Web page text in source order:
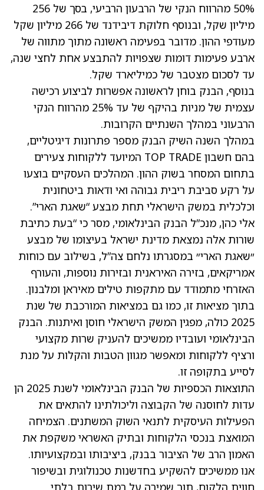
50% מהרווח הנקי של הרבעון הרביעי, בסך של 256
מיליון שקל, ובנוסף חלוקת דיבידנד של 266 מיליון שקל
מעודפי ההון. מדובר בפעימה ראשונה מתוך מתווה של
ארבע פעימות דומות שצפויות להתבצע אחת לחצי שנה,
עד לסכום מצטבר של כמיליארד שקל.
בנוסף, הבנק בוחן לראשונה אפשרות לביצוע רכישה
עצמית של מניות בהיקף של עד 25% מהרווח הנקי
הרבעוני במהלך השנתיים הקרובות.
במהלך השנה השיק הבנק מספר פתרונות דיגיטליים,
בהם חשבון TOP TRADE המיועד ללקוחות צעירים
בתחום המסחר בשוק ההון. המהלכים העסקיים בוצעו
על רקע סביבת ריבית גבוהה ואי ודאות ביטחונית
וכלכלית במשק הישראלי תחת מבצע “שאגת הארי”.
אלי כהן, מנכ”ל הבנק הבינלאומי, מסר כי “בעת כתיבת
שורות אלה נמצאת מדינת ישראל בעיצומו של מבצע
״שאגת הארי״ במסגרתו נלחם צה”ל, בשילוב עם כוחות
אמריקאים, בזירה האיראנית ובזירות נוספות, והעורף
האזרחי מתמודד עם מתקפות טילים מאיראן ומלבנון.
בתוך מציאות זו, כמו גם במציאות המורכבת של שנת
2025 כולה, מפגין המשק הישראלי חוסן ואיתנות. הבנק
הבינלאומי ועובדיו ממשיכים להעניק שרות מקצועי
ורציף ללקוחות ומאפשר מגוון הטבות והקלות על מנת
לסייע בתקופה זו.
התוצאות הכספיות של הבנק הבינלאומי לשנת 2025 הן
עדות לחוסנה של הקבוצה וליכולתינו להתאים את
הפעילות העיסקית לתנאי השוק המשתנים. הצמיחה
המואצת בנכסי הלקוחות ובתיק האשראי משקפת את
האמון הרב של הציבור בבנק, ביציבותו ובמקצועיותו.
אנו ממשיכים להשקיע בחדשנות טכנולוגית ובשיפור
חווית הלקוח, תוך שמירה על רמת שירות בלתי